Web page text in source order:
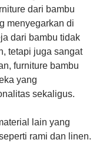
dari bambu
menyegarkan di
dari bambu tidak
tetapi juga sangat
furniture bambu
yang
sekaligus.
lain yang
rami dan linen.